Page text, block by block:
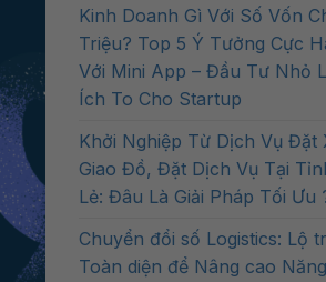
Kinh Doanh Gì Với Số Vốn
Triệu? Top 5 Ý Tưởng Cực
Với Mini App – Đầu Tư Nhỏ
Ích To Cho Startup
Khởi Nghiệp Từ Dịch Vụ Đặt
Giao Đồ, Đặt Dịch Vụ Tại
Lẻ: Đâu Là Giải Pháp Tối Ưu
Chuyển đổi số Logistics: Lộ
Toàn diện để Nâng cao Năng